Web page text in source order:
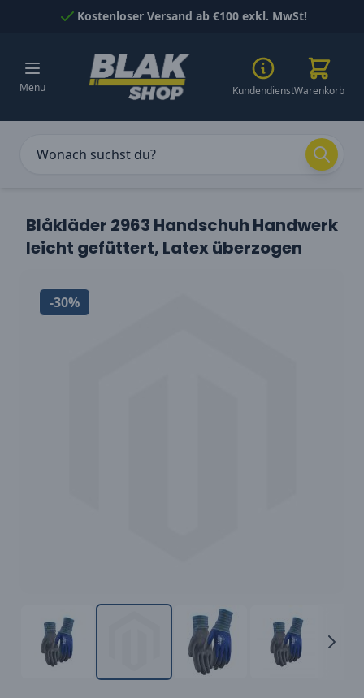
Skip to ContentKostenloser Versand ab €100 exkl. MwSt!
Menu KundendienstWarenkorb
Blåkläder 2963 Handschuh Handwerk
leicht gefüttert, Latex überzogen
-30%